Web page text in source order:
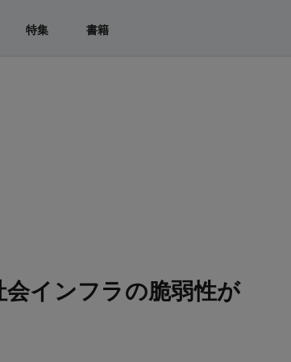
特集 書籍
インフラの脆弱性が